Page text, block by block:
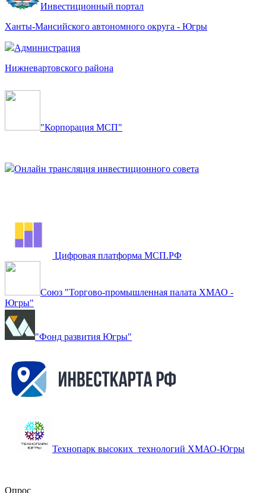
Инвестиционный портал
Ханты-Мансийского автономного округа - Югры
Администрация
Нижневартовского района
"Корпорация МСП"
Онлайн трансляция инвестиционного совета
Цифровая платформа МСП.РФ
Союз "Торгово-промышленная палата ХМАО -
Югры"
"Фонд развития Югры"
Технопарк высоких технологий ХМАО-Югры
Опрос